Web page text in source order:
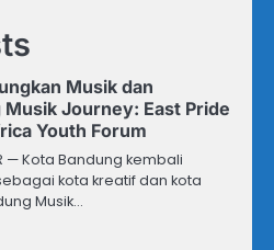
Musik dan
Journey: East Pride
Youth Forum
— Kota Bandung kembali
kota kreatif dan kota
Musik…